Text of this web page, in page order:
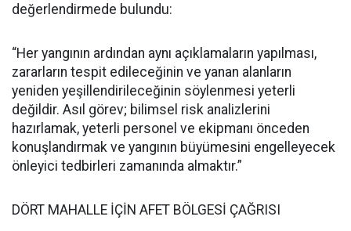
değerlendirmede bulundu:
“Her yangının ardından aynı açıklamaların yapılması,
zararların tespit edileceğinin ve yanan alanların
yeniden yeşillendirileceğinin söylenmesi yeterli
değildir. Asıl görev; bilimsel risk analizlerini
hazırlamak, yeterli personel ve ekipmanı önceden
konuşlandırmak ve yangının büyümesini engelleyecek
önleyici tedbirleri zamanında almaktır.”
DÖRT MAHALLE İÇİN AFET BÖLGESİ ÇAĞRISI